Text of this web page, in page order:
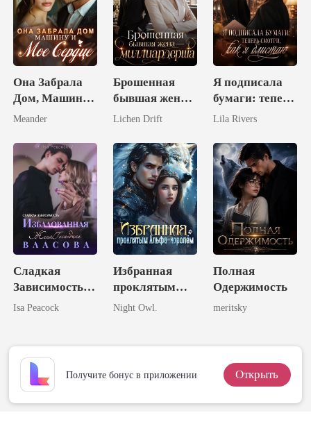
Она Забрала
Дом, Машину
и Мое Сердце
Meander
Брошенная
бывшая жена -
миллиардерша
Lichen Drift
Я подписала
бумаги: теперь
смотри, как я
Lila Rivers
Сладкая
Зависимость:
Избалованная
Власова
Isa Peacock
Избранная
проклятым
Альфа-
Night Owl.
Полная
Одержимость
meritsky
Получите бонус в приложении Открыть